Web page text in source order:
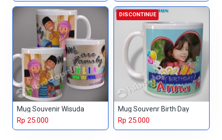
Mug Souvenir Wisuda
Rp 25.000
DISCONTINUE
Mug Souvenr Birth Day
Rp 25.000